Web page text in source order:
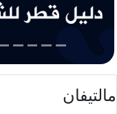
مالتيفان